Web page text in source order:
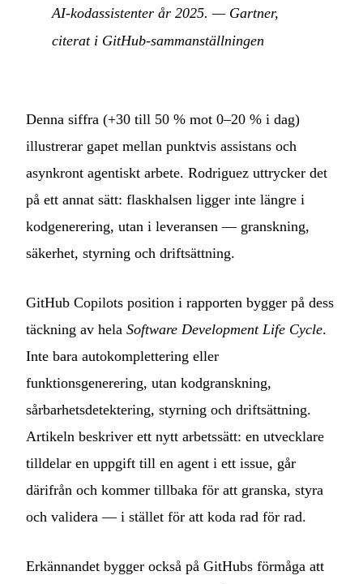
AI-kodassistenter år 2025. — Gartner,
citerat i GitHub-sammanställningen
Denna siffra (+30 till 50 % mot 0–20 % i dag)
illustrerar gapet mellan punktvis assistans och
asynkront agentiskt arbete. Rodriguez uttrycker det
på ett annat sätt: flaskhalsen ligger inte längre i
kodgenerering, utan i leveransen — granskning,
säkerhet, styrning och driftsättning.
GitHub Copilots position i rapporten bygger på dess
täckning av hela Software Development Life Cycle.
Inte bara autokomplettering eller
funktionsgenerering, utan kodgranskning,
sårbarhetsdetektering, styrning och driftsättning.
Artikeln beskriver ett nytt arbetssätt: en utvecklare
tilldelar en uppgift till en agent i ett issue, går
därifrån och kommer tillbaka för att granska, styra
och validera — i stället för att koda rad för rad.
Erkännandet bygger också på GitHubs förmåga att